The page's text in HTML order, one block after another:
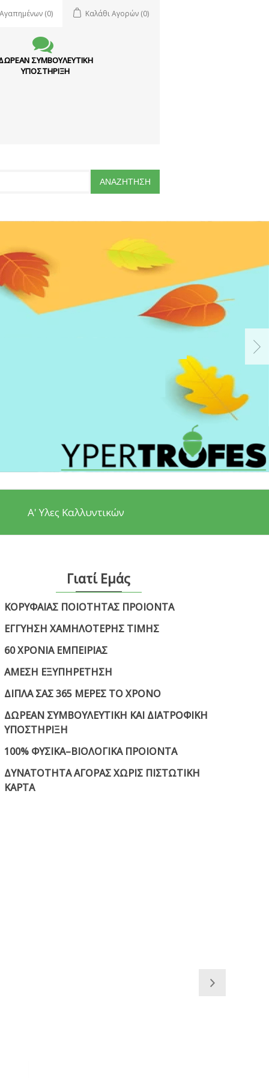
(0) Καλάθι Αγορών (0)
ΣΥΜΒΟΥΛΕΥΤΙΚΗ
ΥΠΟΣΤΗΡΙΞΗ
Α' Υλες Καλλυντικών
Γιατί Εμάς
ΚΟΡΥΦΑΙΑΣ ΠΟΙΟΤΗΤΑΣ ΠΡΟΙΟΝΤΑ
ΕΓΓΥΗΣΗ ΧΑΜΗΛΟΤΕΡΗΣ ΤΙΜΗΣ
60 ΧΡΟΝΙΑ ΕΜΠΕΙΡΙΑΣ
ΑΜΕΣΗ ΕΞΥΠΗΡΕΤΗΣΗ
ΔΙΠΛΑ ΣΑΣ 365 ΜΕΡΕΣ ΤΟ ΧΡΟΝΟ
ΔΩΡΕΑΝ ΣΥΜΒΟΥΛΕΥΤΙΚΗ ΚΑΙ ΔΙΑΤΡΟΦΙΚΗ
ΥΠΟΣΤΗΡΙΞΗ
100% ΦΥΣΙΚΑ–ΒΙΟΛΟΓΙΚΑ ΠΡΟΙΟΝΤΑ
ΔΥΝΑΤΟΤΗΤΑ ΑΓΟΡΑΣ ΧΩΡΙΣ ΠΙΣΤΩΤΙΚΗ
ΚΑΡΤΑ